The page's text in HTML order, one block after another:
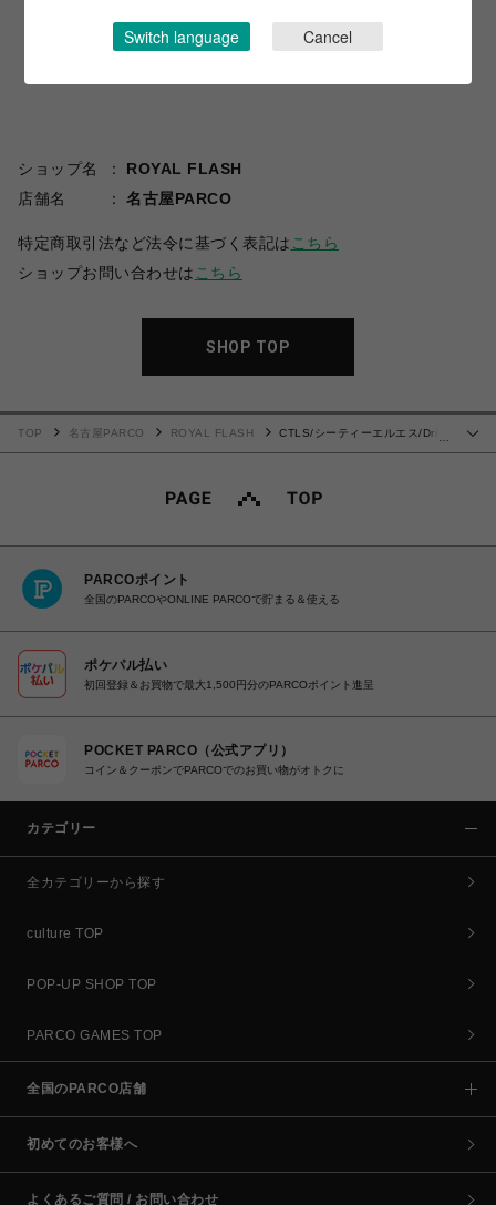
ショップ名
ROYAL FLASH
店舗名
名古屋PARCO
特定商取引法など法令に基づく表記は こちら
ショップお問い合わせは こちら
SHOP TOP
…
TOP 名古屋PARCO ROYAL FLASH
CTLS/シーティーエルエス/Drip
PARCOポイント
全国のPARCOやONLINE PARCOで貯まる＆使える
ポケパル払い
初回登録＆お買物で最大1,500円分のPARCOポイント進呈
POCKET PARCO（公式アプリ）
コイン＆クーポンでPARCOでのお買い物がオトクに
カテゴリー
全カテゴリーから探す
culture TOP
POP-UP SHOP TOP
PARCO GAMES TOP
全国のPARCO店舗
初めてのお客様へ
よくあるご質問 / お問い合わせ
Switch language Cancel